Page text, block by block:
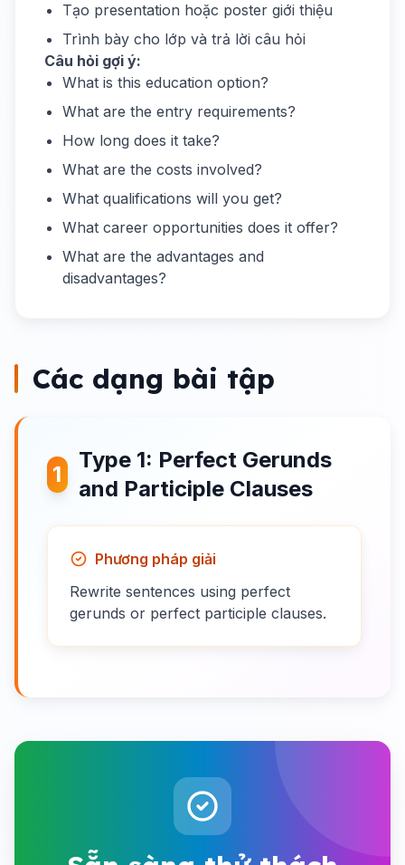
Tạo presentation hoặc poster giới thiệu
Trình bày cho lớp và trả lời câu hỏi
Câu hỏi gợi ý:
What is this education option?
What are the entry requirements?
How long does it take?
What are the costs involved?
What qualifications will you get?
What career opportunities does it offer?
What are the advantages and
disadvantages?
Các dạng bài tập
1
Type 1: Perfect Gerunds
and Participle Clauses
Phương pháp giải
Rewrite sentences using perfect
gerunds or perfect participle clauses.